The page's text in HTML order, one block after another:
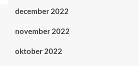
december 2022
november 2022
oktober 2022